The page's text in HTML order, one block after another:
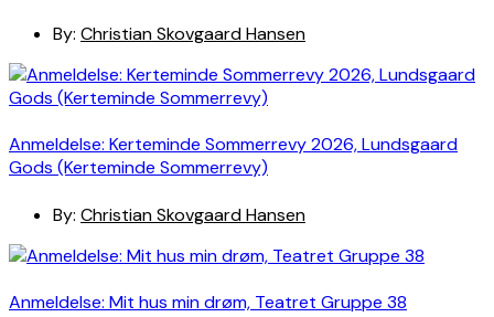
By: Christian Skovgaard Hansen
Anmeldelse: Kerteminde Sommerrevy 2026, Lundsgaard
Gods (Kerteminde Sommerrevy)
By: Christian Skovgaard Hansen
Anmeldelse: Mit hus min drøm, Teatret Gruppe 38